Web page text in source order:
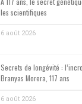
les scientifiques
6 août 2026
Secrets de longévité :
Branyas Morera, 117 ans
6 août 2026